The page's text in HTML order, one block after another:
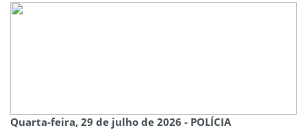
Quarta-feira, 29 de julho de 2026 - POLÍCIA